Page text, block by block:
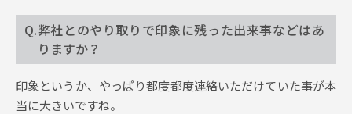
Q.弊社とのやり取りで印象に残った出来事などはあ
りますか？
印象というか、やっぱり都度都度連絡いただけていた事が本
当に大きいですね。